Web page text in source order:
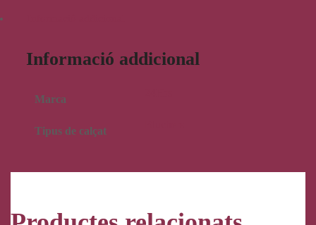
Informació addicional
Marca
Tipus de calçat